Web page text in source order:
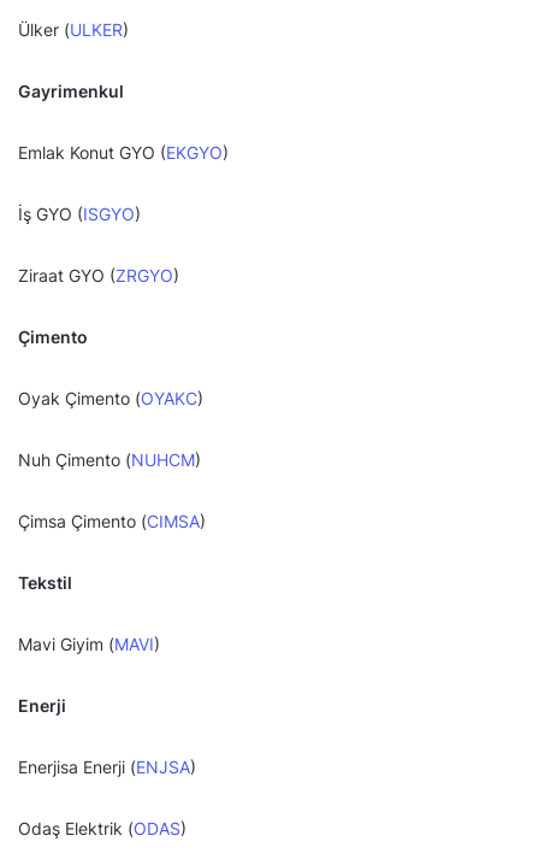
Ülker (ULKER)
Gayrimenkul
Emlak Konut GYO (EKGYO)
İş GYO (ISGYO)
Ziraat GYO (ZRGYO)
Çimento
Oyak Çimento (OYAKC)
Nuh Çimento (NUHCM)
Çimsa Çimento (CIMSA)
Tekstil
Mavi Giyim (MAVI)
Enerji
Enerjisa Enerji (ENJSA)
Odaş Elektrik (ODAS)